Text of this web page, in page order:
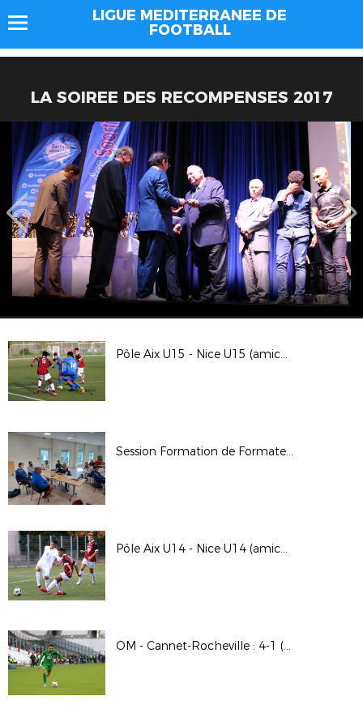
LIGUE MEDITERRANEE DE
FOOTBALL
LA SOIREE DES RECOMPENSES 2017
Pôle Aix U15 - Nice U15 (amical) : 0-1 (Trans-en-Provence)
Session Formation de Formateurs (Aix-en-Provence)
Pôle Aix U14 - Nice U14 (amical) : 1-1 (Trans-en-Provence)
OM - Cannet-Rocheville : 4-1 (32èmes de finale de la Coupe de France)